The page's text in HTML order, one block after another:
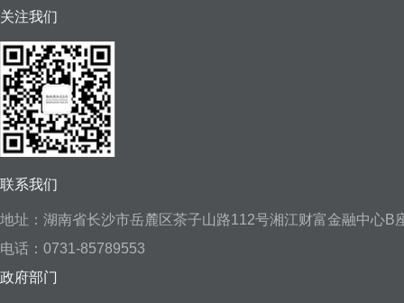
关注我们
联系我们
地址：湖南省长沙市岳麓区茶子山路112号湘江财富金融中心
电话：0731-85789553
政府部门